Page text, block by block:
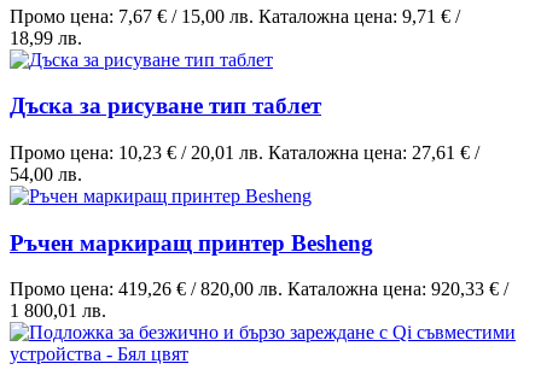
Промо цена: 7,67 € / 15,00 лв. Каталожна цена: 9,71 € /
18,99 лв.
Дъска за рисуване тип таблет
Промо цена: 10,23 € / 20,01 лв. Каталожна цена: 27,61 € /
54,00 лв.
Ръчен маркиращ принтер Besheng
Промо цена: 419,26 € /820,00 лв. Каталожна цена: 920,33 € /
1 800,01 лв.